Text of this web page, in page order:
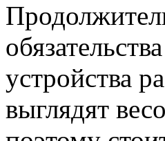
устройства
выглядят